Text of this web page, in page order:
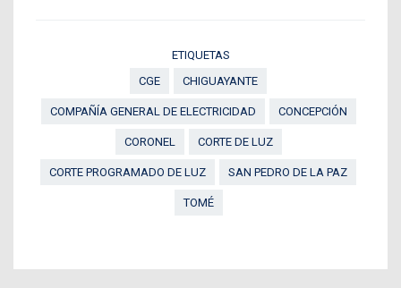
ETIQUETAS
CGE
CHIGUAYANTE
COMPAÑÍA GENERAL DE ELECTRICIDAD CONCEPCIÓN
CORONEL CORTE DE LUZ
CORTE PROGRAMADO DE LUZ SAN PEDRO DE LA PAZ
TOMÉ